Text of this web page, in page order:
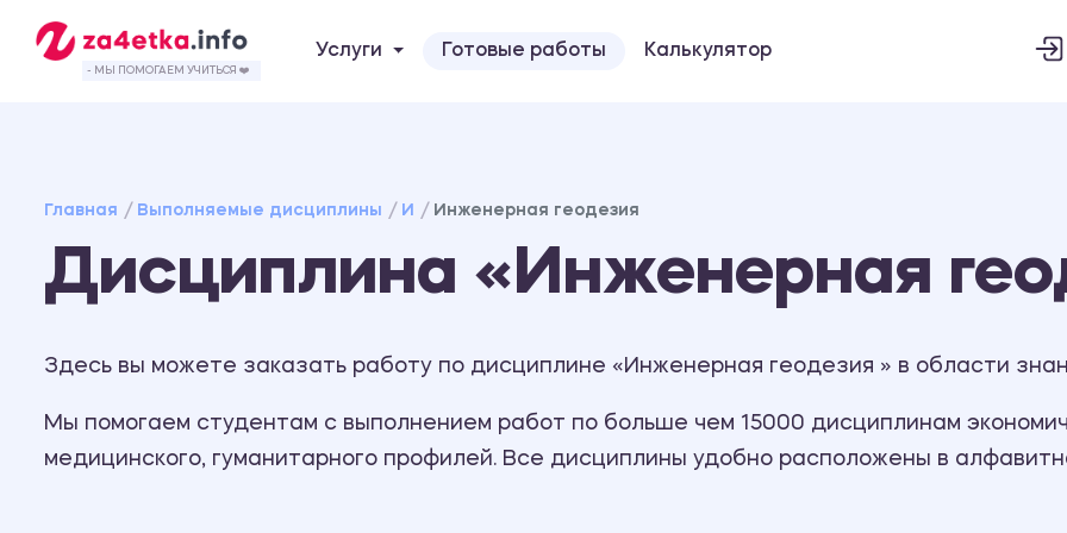
- МЫ ПОМОГАЕМ УЧИТЬСЯ ❤️
Услуги Готовые работы Калькулятор
Главная Выполняемые дисциплины И Инженерная геодезия
Дисциплина «Инженерная
Здесь вы можете заказать работу по дисциплине «Инженерная геодезия » в области
Мы помогаем студентам с выполнением работ по больше чем 15000 дисциплинам
медицинского, гуманитарного профилей. Все дисциплины удобно расположены в